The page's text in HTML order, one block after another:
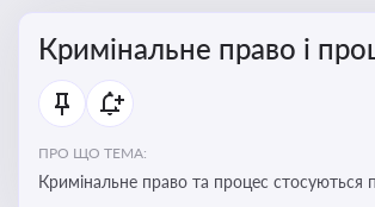
Кримінальне право і
ПРО ЩО ТЕМА:
Кримінальне право та процес стосуються